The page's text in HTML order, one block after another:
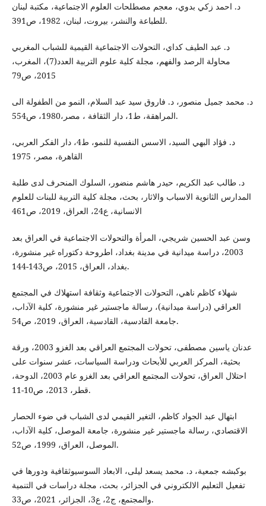
د. احمد زكي بدوي، معجم مصطلحات العلوم الاجتماعية، مكتبة لبنان
للطباعة والنشر، بيروت، لبنان، 1982، ص391.
د. عبد الطيف كداي، التحولات الاجتماعية القيمية للشباب المغربي
محاولة الرصد والفهم، مجلة كلية علوم التربية العدد(7)، المغرب،
2015، ص79
د. محمد جميل منصور، د. فاروق سيد عبد السلام، النمو من الطفولة الى
المراهقة، ط1، دار الثقافة ، مصر،1980، ص554.
د. فؤاد البهي السيد، الاسس النفسية للنمو، ط4، دار الفكر العربي،
القاهرة، مصر، 1975
د. طالب عبد الكريم، حيدر هاشم منضور، السلوك المنحرف لدى طلبة
المدارس الثانوية الاسباب والاثار، بحث، مجلة كلية التربية للبنات للعلوم
الانسانية، ع24، العراق، 2019، ص461
وسن عبد الحسين شريجي، المرأة والتحولات الاجتماعية في العراق بعد
2003، دراسة ميدانية في مدينة بغداد، اطروحة دكتوراه غير منشورة،
بغداد، العراق، 2015، ص143-144.
شهلاء كاظم ناهي، التحولات الاجتماعية وثقافة استهلاك في المجتمع
العراقي (دراسة ميدانية)، رسالة ماجستير غير منشورة، كلية الآداب،
جامعة القادسية، القادسية، العراق، 2019، ص54.
عدنان ياسين مصطفى، تحولات المجتمع العراقي بعد الغزو 2003، ورقة
بحثية، المركز العربي للأبحاث ودراسة السياسات، عشر سنوات على
احتلال العراق، تحولات المجتمع العراقي بعد الغزو عام 2003، الدوحة،
قطر، 2013، ص10-11.
ابتهال عبد الجواد كاظم، التغير القيمي لدى الشباب في ضوء الحصار
الاقتصادي، رسالة ماجستير غير منشورة، جامعة الموصل، كلية الآداب،
الموصل، العراق، 1999، ص52.
بوكبشه جمعية، د. محمد يسعد ليلى، الابعاد السوسيوثقافية ودورها في
تفعيل التعليم الالكتروني في الجزائر، بحث، مجلة دراسات في التنمية
والمجتمع، ج2، ع3، الجزائر، 2021، ص33.